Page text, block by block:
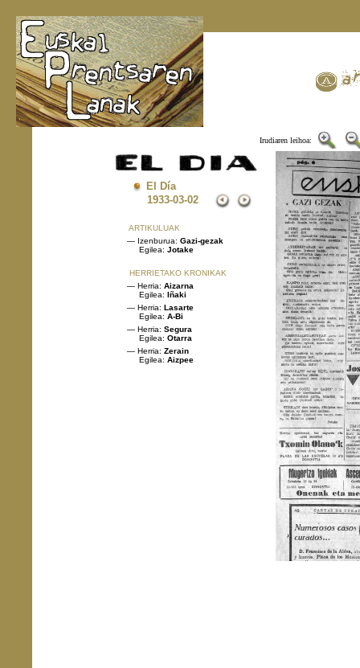
Irudiaren leihoa:
El Día
1933-03-02
ARTIKULUAK
— Izenburua: Gazi-gezak
Egilea: Jotake
HERRIETAKO KRONIKAK
— Herria: Aizarna
Egilea: Iñaki
— Herria: Lasarte
Egilea: A-Bi
— Herria: Segura
Egilea: Otarra
— Herria: Zerain
Egilea: Aizpee